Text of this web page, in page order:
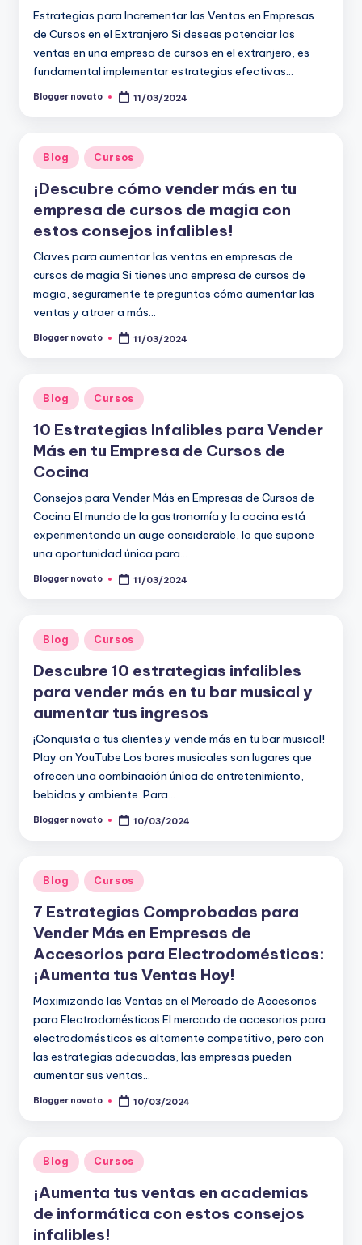
Estrategias para Incrementar las Ventas en Empresas
de Cursos en el Extranjero Si deseas potenciar las
ventas en una empresa de cursos en el extranjero, es
fundamental implementar estrategias efectivas…
Publicado
Blogger novato 11/03/2024
Publicado
en
Blog Cursos
¡Descubre cómo vender más en tu
empresa de cursos de magia con
estos consejos infalibles!
Claves para aumentar las ventas en empresas de
cursos de magia Si tienes una empresa de cursos de
magia, seguramente te preguntas cómo aumentar las
ventas y atraer a más…
Publicado
Blogger novato 11/03/2024
Publicado
en
Blog Cursos
10 Estrategias Infalibles para Vender
Más en tu Empresa de Cursos de
Cocina
Consejos para Vender Más en Empresas de Cursos de
Cocina El mundo de la gastronomía y la cocina está
experimentando un auge considerable, lo que supone
una oportunidad única para…
Publicado
Blogger novato 11/03/2024
Publicado
en
Blog Cursos
Descubre 10 estrategias infalibles
para vender más en tu bar musical y
aumentar tus ingresos
¡Conquista a tus clientes y vende más en tu bar musical!
Play on YouTube Los bares musicales son lugares que
ofrecen una combinación única de entretenimiento,
bebidas y ambiente. Para…
Publicado
Blogger novato 10/03/2024
Publicado
en
Blog Cursos
7 Estrategias Comprobadas para
Vender Más en Empresas de
Accesorios para Electrodomésticos:
¡Aumenta tus Ventas Hoy!
Maximizando las Ventas en el Mercado de Accesorios
para Electrodomésticos El mercado de accesorios para
electrodomésticos es altamente competitivo, pero con
las estrategias adecuadas, las empresas pueden
aumentar sus ventas…
Publicado
Blogger novato 10/03/2024
Publicado
en
Blog Cursos
¡Aumenta tus ventas en academias
de informática con estos consejos
infalibles!